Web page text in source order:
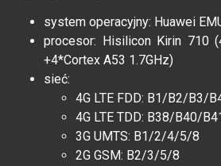
system operacyjny: Huawei
procesor: Hisilicon Kirin 710
+4*Cortex A53 1.7GHz)
sieć:
4G LTE FDD: B1/B2/B3/
4G LTE TDD: B38/B40/
3G UMTS: B1/2/4/5/8
2G GSM: B2/3/5/8